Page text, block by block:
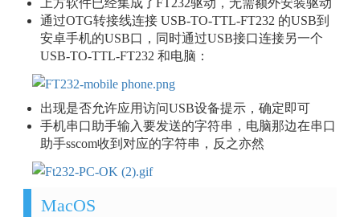
上方软件已经集成了FT232驱动，无需额外安装驱动
通过OTG转接线连接 USB-TO-TTL-FT232 的USB到
安卓手机的USB口，同时通过USB接口连接另一个
USB-TO-TTL-FT232 和电脑：
出现是否允许应用访问USB设备提示，确定即可
手机串口助手输入要发送的字符串，电脑那边在串口
助手sscom收到对应的字符串，反之亦然
MacOS